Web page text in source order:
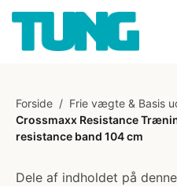
Forside / Frie vægte & Basis
Crossmaxx Resistance
resistance band 104 cm
Dele af indholdet på